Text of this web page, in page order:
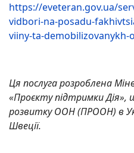
https://eveteran.gov.ua/
vidbori-na-posadu-
viiny-ta-demobilizovanykh-
Ця послуга розроблена
«Проєкту підтримки Дія»,
розвитку ООН (ПРООН) в
Швеції.